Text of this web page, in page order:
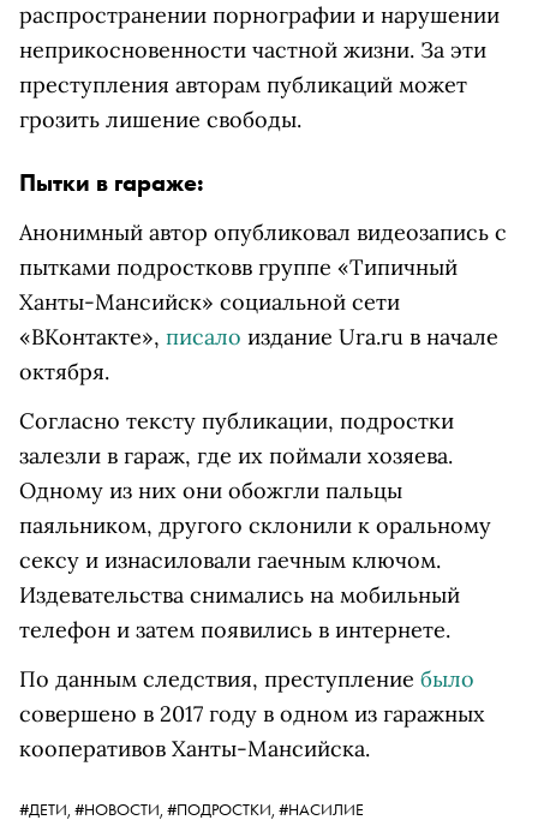
распространении порнографии и нарушении
неприкосновенности частной жизни. За эти
преступления авторам публикаций может
грозить лишение свободы.
Пытки в гараже:
Анонимный автор опубликовал видеозапись с
пытками подростковв группе «Типичный
Ханты-Мансийск» социальной сети
«ВКонтакте», писало издание Ura.ru в начале
октября.
Согласно тексту публикации, подростки
залезли в гараж, где их поймали хозяева.
Одному из них они обожгли пальцы
паяльником, другого склонили к оральному
сексу и изнасиловали гаечным ключом.
Издевательства снимались на мобильный
телефон и затем появились в интернете.
По данным следствия, преступление было
совершено в 2017 году в одном из гаражных
кооперативов Ханты-Мансийска.
#ДЕТИ, #НОВОСТИ, #ПОДРОСТКИ, #НАСИЛИЕ